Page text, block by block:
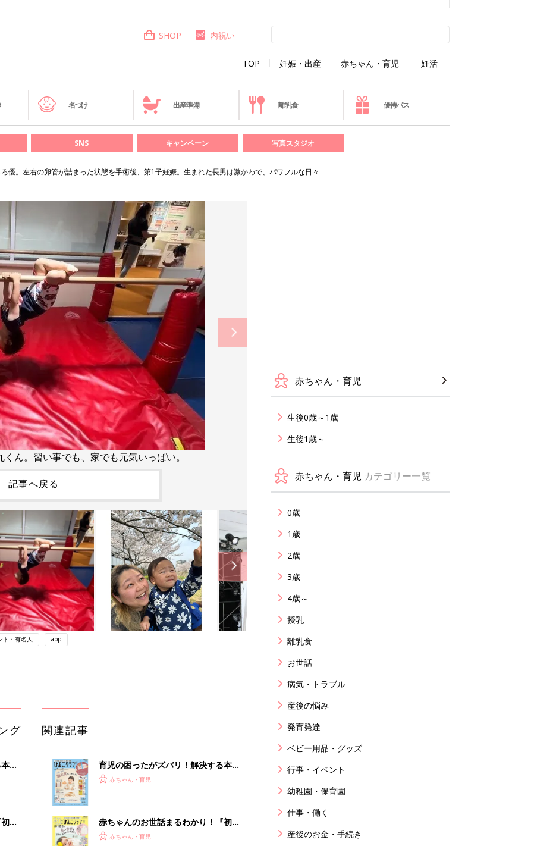
TOP 妊娠・出産 赤ちゃん・育児 妊活
SHOP 内祝い
名づけ 出産準備 離乳食 優待パス
SNS キャンペーン 写真スタジオ
優。左右の卵管が詰まった状態を手術後、第1子妊娠。生まれた長男は激かわで、パワフルな日々
ん。習い事でも、家でも元気いっぱい。
記事へ戻る
ト・有名人 app
グ
め
関連記事
育児の困ったがズバリ！解決する本
『ひよこクラブ 秋号』 4カ月～2才
赤ちゃん・育児
赤ちゃんのお世話まるわかり！『初め
てのひよこクラブ 夏号』〈巻頭大特
赤ちゃん・育児
赤ちゃん・育児
生後0歳～1歳
生後1歳～
赤ちゃん・育児 カテゴリー一覧
0歳
1歳
2歳
3歳
4歳～
授乳
離乳食
お世話
病気・トラブル
産後の悩み
発育発達
ベビー用品・グッズ
行事・イベント
幼稚園・保育園
仕事・働く
産後のお金・手続き